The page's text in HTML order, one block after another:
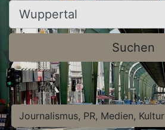
Ort, Stadt
Suchen
Journalismus, PR, Medien, Kultur